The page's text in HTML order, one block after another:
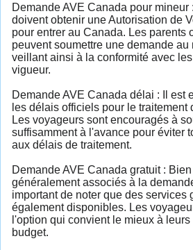
Demande AVE Canada pour mineur
doivent obtenir une Autorisation de
pour entrer au Canada. Les parents
peuvent soumettre une demande au
veillant ainsi à la conformité avec
vigueur.
Demande AVE Canada délai : Il est
les délais officiels pour le traitement
Les voyageurs sont encouragés à
suffisamment à l'avance pour éviter
aux délais de traitement.
Demande AVE Canada gratuit :
généralement associés à la
important de noter que des services
également disponibles. Les
l'option qui convient le mieux à
budget.